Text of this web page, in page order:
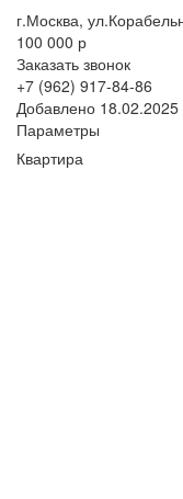
г.Москва,
100 000 р
Заказать звонок
+7 (962) 917-84-86
Добавлено 18.02.2025
Параметры
Квартира